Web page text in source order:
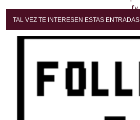
TAL VEZ TE INTERESEN ESTAS ENTRADAS